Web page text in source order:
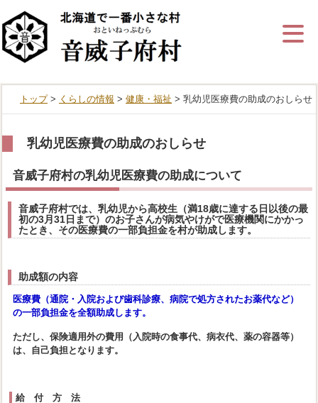
ビ
ゲ
ー
シ
ン
飛
トップ> くらしの情報 > 健康・福祉 > 乳幼児医療費の助成のおしらせ
乳幼児医療費の助成のおしらせ
音威子府村の乳幼児医療費の助成について
音威子府村では、乳幼児から高校生（満18歳に達する日以後の最
初の3月31日まで）のお子さんが病気やけがで医療機関にかかっ
たとき、その医療費の一部負担金を村が助成します。
助成額の内容
医療費（通院・入院および歯科診療、病院で処方されたお薬代など）
の一部負担金を全額助成します。
ただし、保険適用外の費用（入院時の食事代、病衣代、薬の容器等）
は、自己負担となります。
給 付 方 法